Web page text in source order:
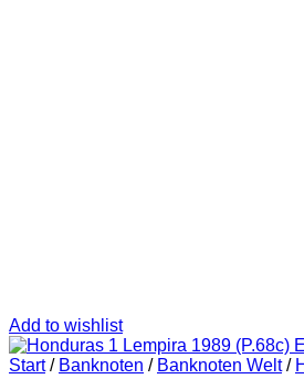
Add to wishlist
Start / Banknoten / Banknoten Welt /